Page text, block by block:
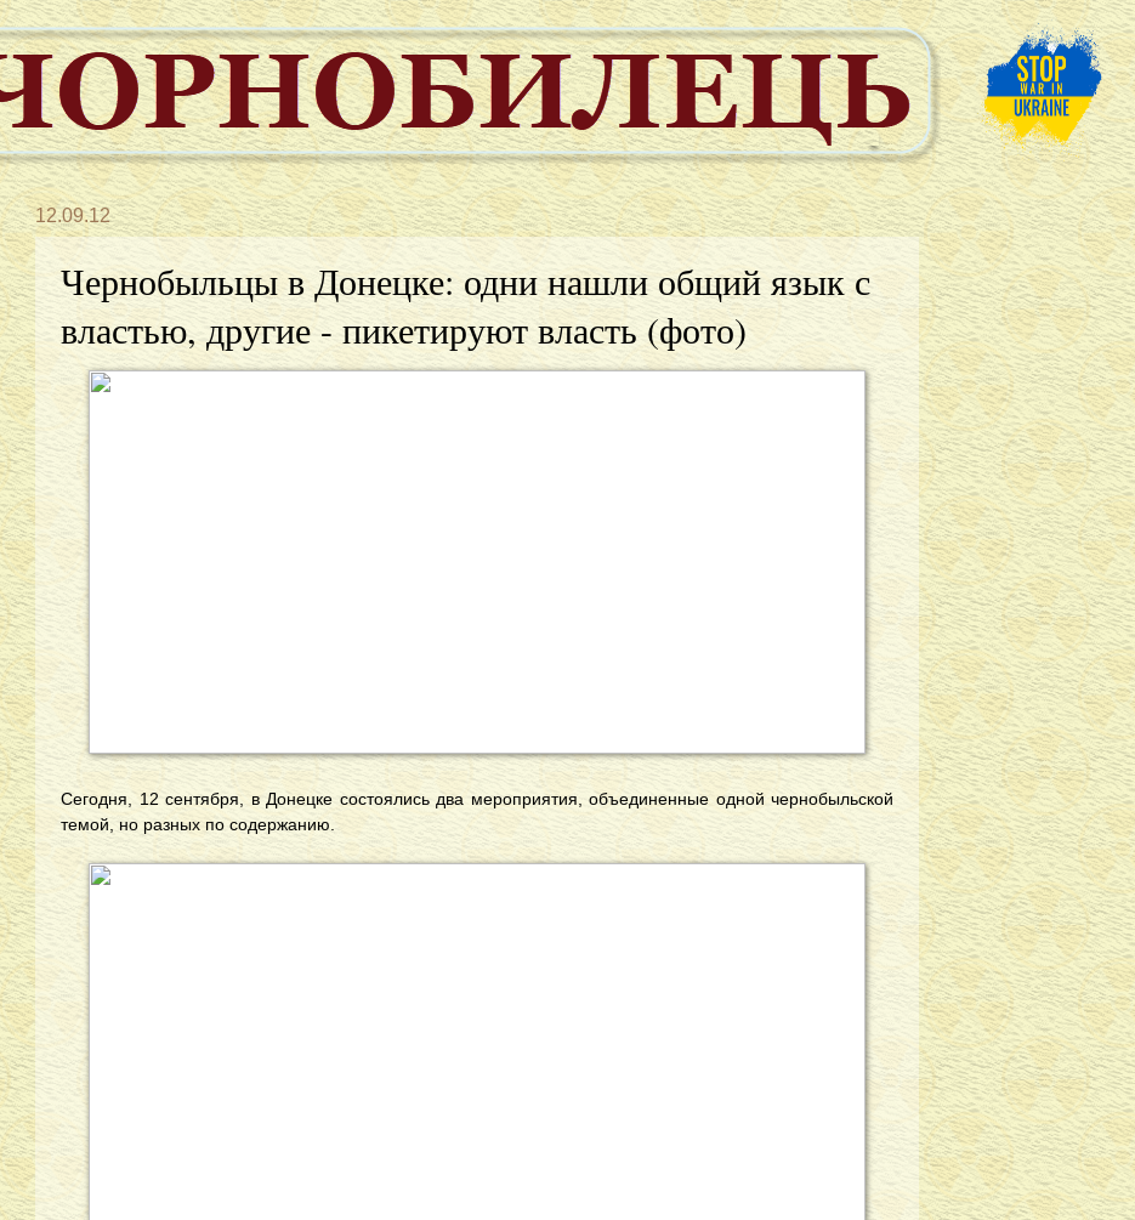
12.09.12
Чернобыльцы в Донецке: одни нашли общий язык с
властью, другие - пикетируют власть (фото)
Сегодня, 12 сентября, в Донецке состоялись два мероприятия, объединенные одной чернобыльской
темой, но разных по содержанию.